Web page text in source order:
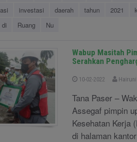
investasi daerah tahun 2021
di Ruang Nu
Wabup Masitah
Serahkan
10-02-2022 Hairuni
Tana Paser –
Assegaf pimpin
Kesehatan Kerja
di halaman